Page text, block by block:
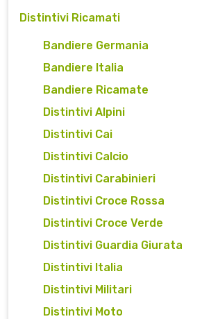
Distintivi Ricamati
Bandiere Germania
Bandiere Italia
Bandiere Ricamate
Distintivi Alpini
Distintivi Cai
Distintivi Calcio
Distintivi Carabinieri
Distintivi Croce Rossa
Distintivi Croce Verde
Distintivi Guardia Giurata
Distintivi Italia
Distintivi Militari
Distintivi Moto